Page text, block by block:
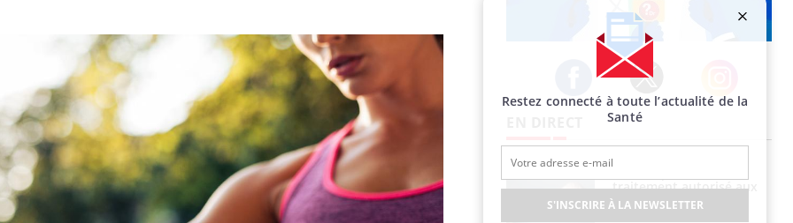
Facebook Twitter Instagram
Mordue par une tique en
vacances, elle reste dans
le coma pendant 42 jours
Allergies alimentaires :
une nouvelle arme contre
les réactions sévères
traitement autorisé aux
États-Unis ?
Restez connecté à toute l’actualité de la
Santé
S'INSCRIRE À LA NEWSLETTER